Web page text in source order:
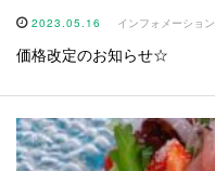
2023.05.16 インフォメーション
価格改定のお知らせ☆